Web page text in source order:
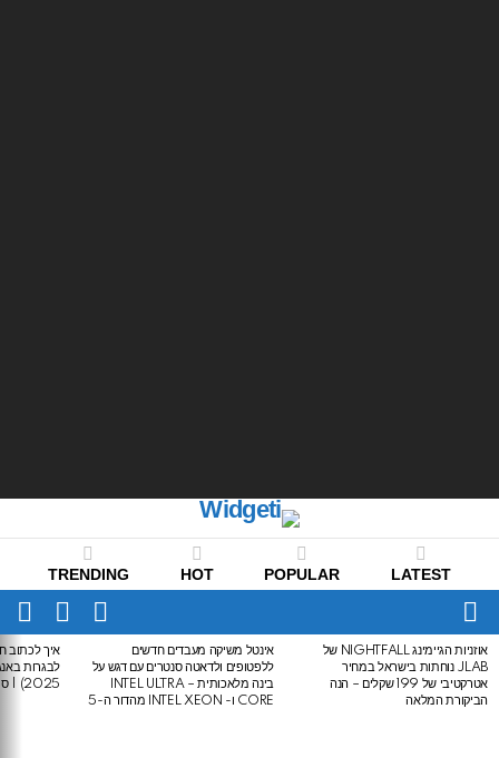
LATEST
POPULAR
HOT
TRENDING
Menu
SWITCH
SKIN
LATEST
STORIES
אוזניות הגיימינג NIGHTFALL של
JLAB נוחתות בישראל במחיר
אטרקטיבי של 199 שקלים – הנה
הביקורת המלאה
אינטל משיקה מעבדים חדשים
ללפטופים ולדאטה סנטרים עם דגש על
בינה מלאכותית – INTEL ULTRA
CORE ו- INTEL XEON מהדור ה-5
איך לכתוב
2025) | סיכום לבגרות באנגלית